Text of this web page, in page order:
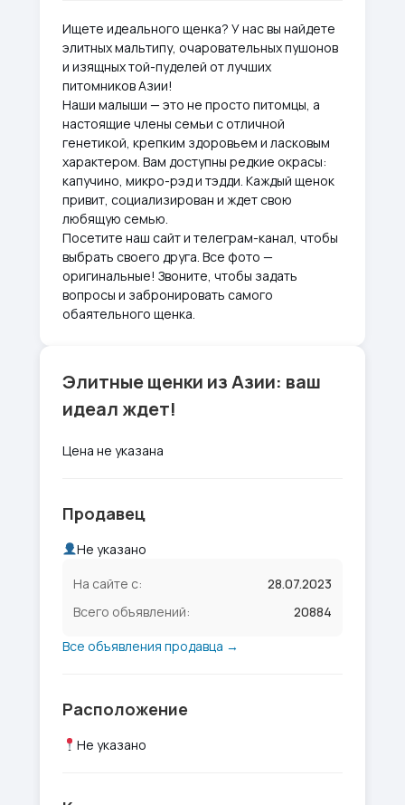
Ищете идеального щенка? У нас вы найдете
элитных мальтипу, очаровательных пушонов
и изящных той-пуделей от лучших
питомников Азии!
Наши малыши — это не просто питомцы, а
настоящие члены семьи с отличной
генетикой, крепким здоровьем и ласковым
характером. Вам доступны редкие окрасы:
капучино, микро-рэд и тэдди. Каждый щенок
привит, социализирован и ждет свою
любящую семью.
Посетите наш сайт и телеграм-канал, чтобы
выбрать своего друга. Все фото —
оригинальные! Звоните, чтобы задать
вопросы и забронировать самого
обаятельного щенка.
Элитные щенки из Азии: ваш
идеал ждет!
Цена не указана
Продавец
Не указано
На сайте с:
28.07.2023
Всего объявлений:
20884
Все объявления продавца →
Расположение
Не указано